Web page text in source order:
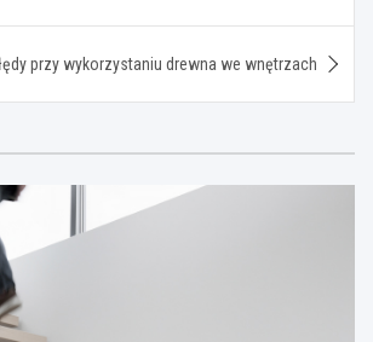
przy wykorzystaniu drewna we wnętrzach